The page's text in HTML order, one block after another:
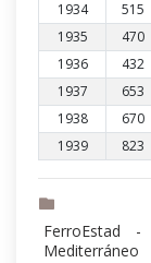
1934
515
1935
470
1936
432
1937
653
1938
670
1939
823
FerroEstad -
Mediterráneo